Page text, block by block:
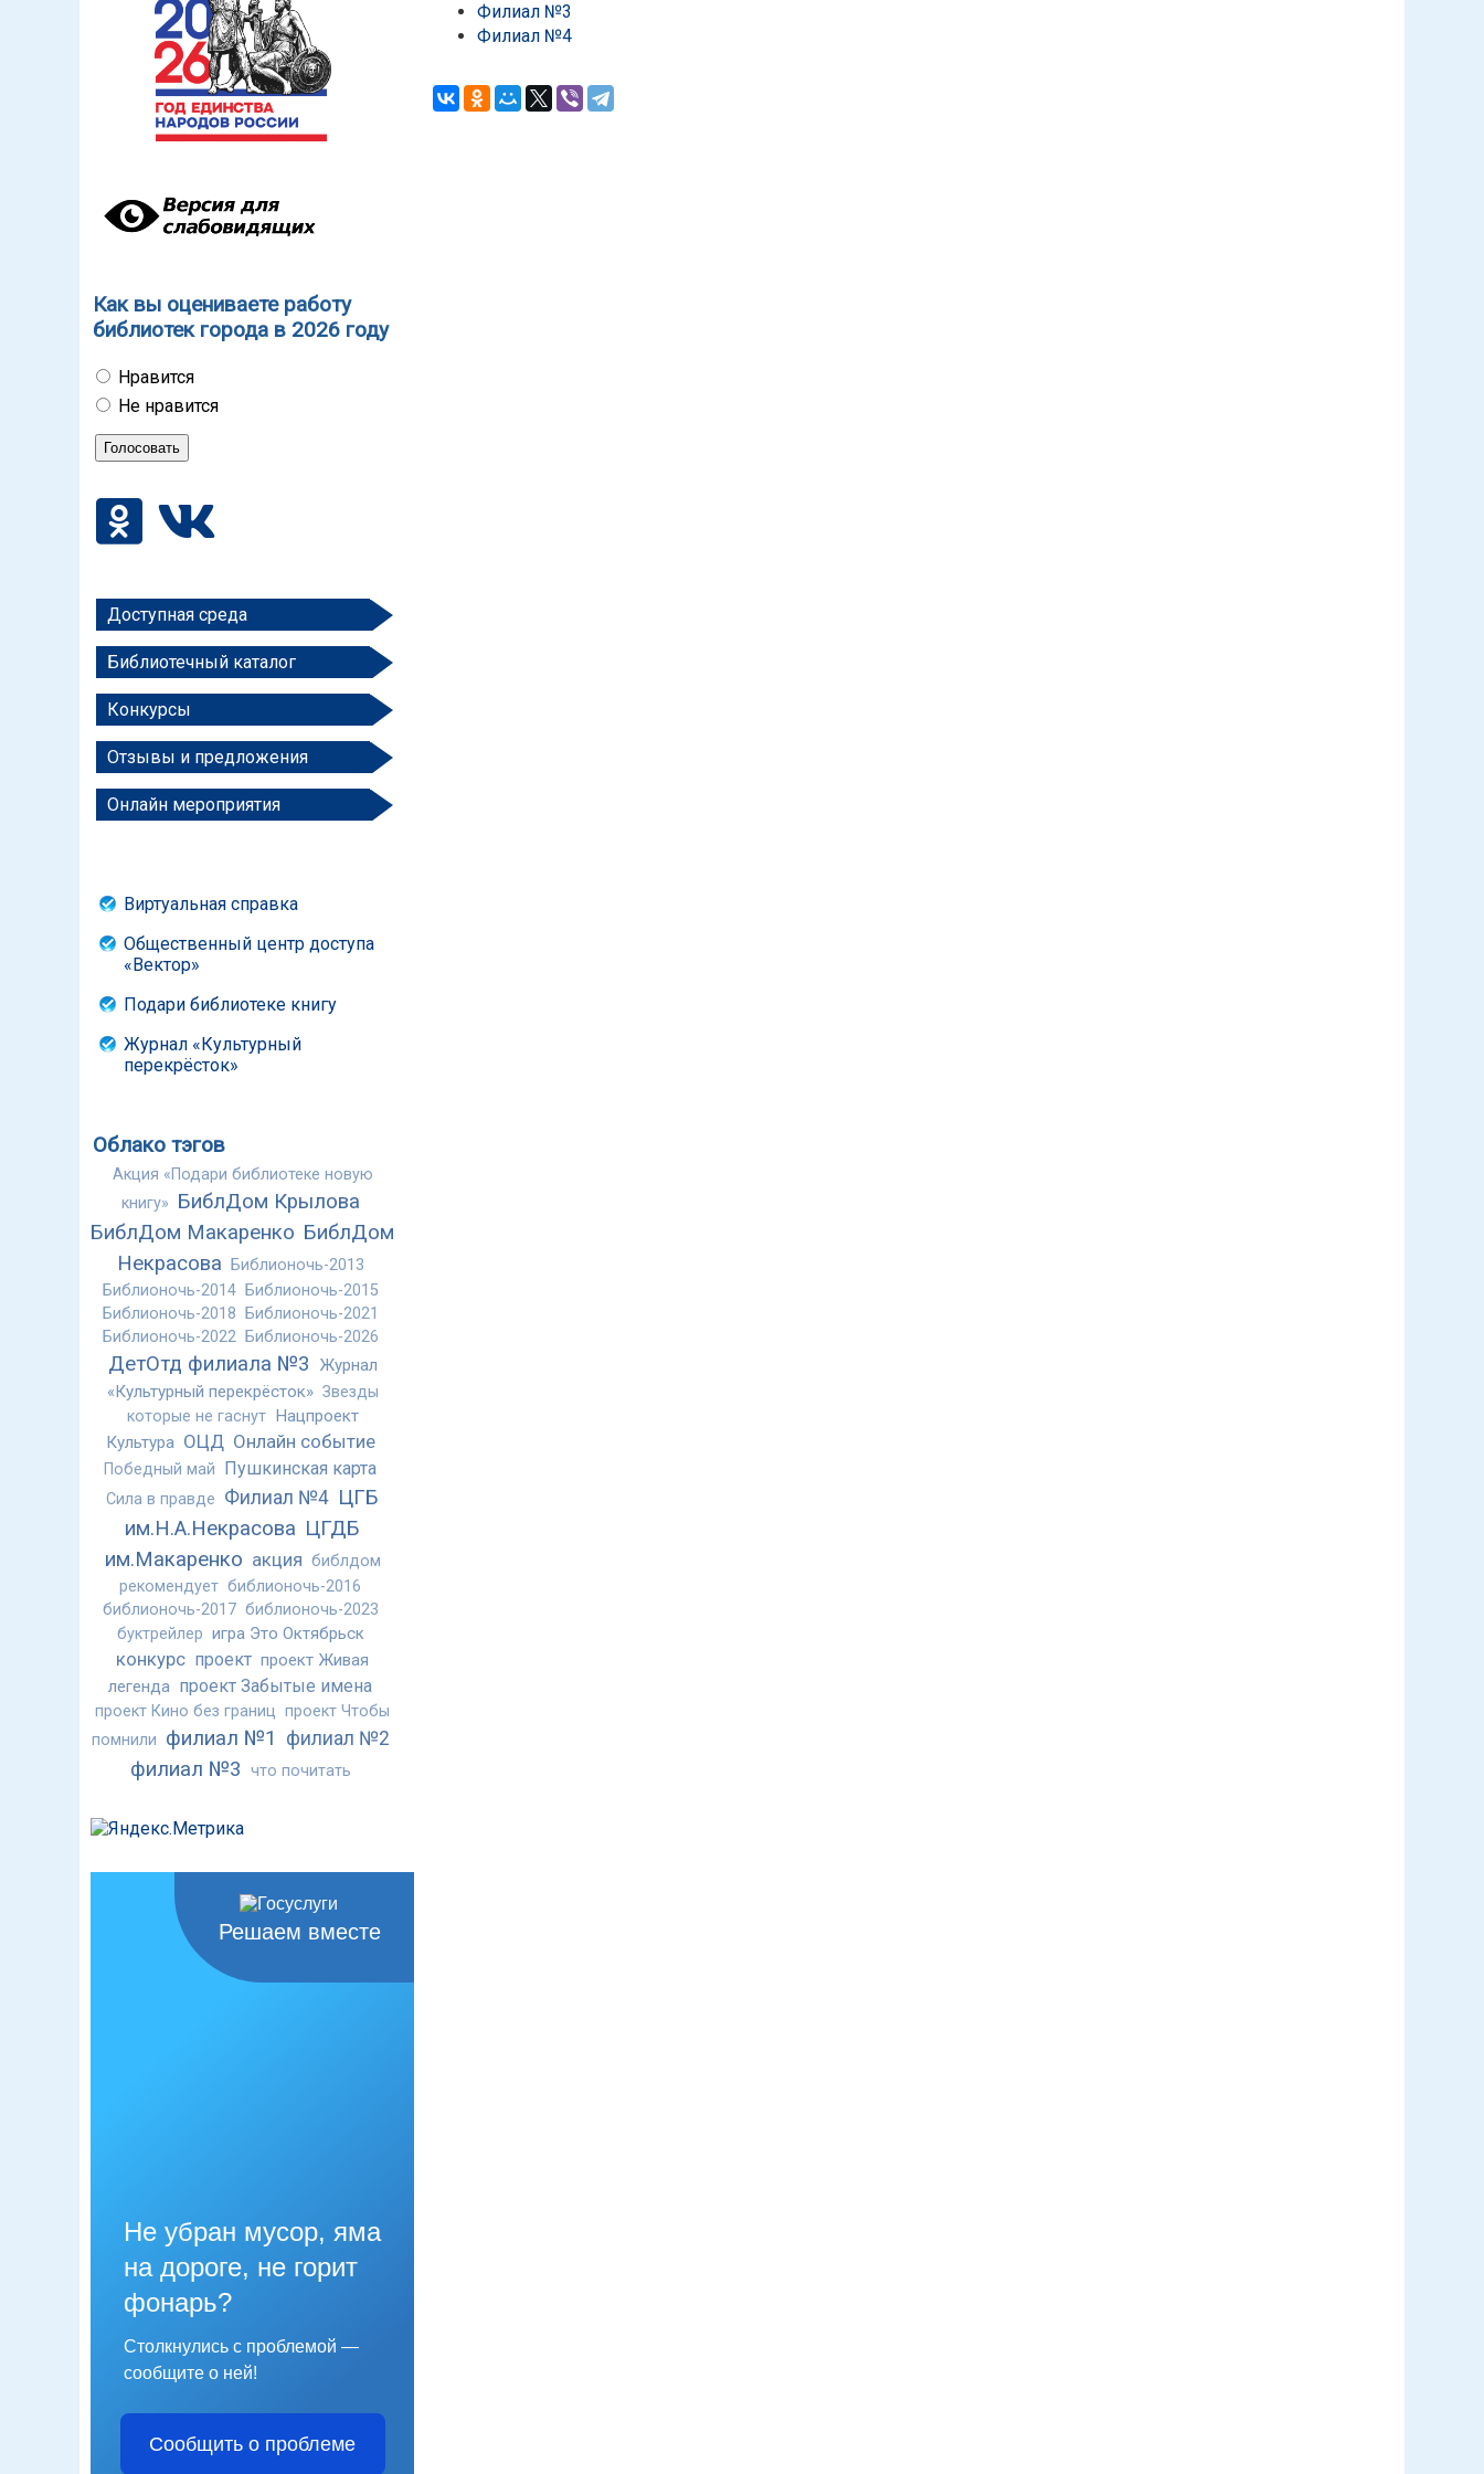
Как вы оцениваете работу
библиотек города в 2026 году
Нравится
Не нравится
Доступная среда
Библиотечный каталог
Конкурсы
Отзывы и предложения
Онлайн мероприятия
Виртуальная справка
Общественный центр доступа
«Вектор»
Подари библиотеке книгу
Журнал «Культурный
перекрёсток»
Облако тэгов
Акция «Подари библиотеке новую
книгу» БиблДом Крылова
БиблДом Макаренко БиблДом
Некрасова
Библионочь-2013
Библионочь-2014
Библионочь-2015
Библионочь-2018
Библионочь-2021
Библионочь-2022
Библионочь-2026
ДетОтд филиала №3
Журнал
«Культурный перекрёсток» Звезды
которые не гаснут Нацпроект
Культура ОЦД Онлайн событие
Победный май Пушкинская карта
Сила в правде Филиал №4 ЦГБ
им.Н.А.Некрасова ЦГДБ
им.Макаренко акция библдом
рекомендует библионочь-2016
библионочь-2017 библионочь-2023
буктрейлер игра Это Октябрьск
конкурс проект проект Живая
легенда проект Забытые имена
проект Кино без границ проект Чтобы
помнили филиал №1 филиал №2
филиал №3 что почитать
Решаем вместе
Не убран мусор, яма
на дороге, не горит
фонарь?
Столкнулись с проблемой —
сообщите о ней!
Сообщить о проблеме
Филиал №3
Филиал №4